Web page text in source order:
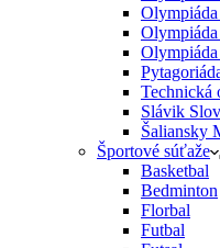
Technická
Slávik
Šaliansky
Športové súťaže
Basketbal
Bedminton
Florbal
Futbal